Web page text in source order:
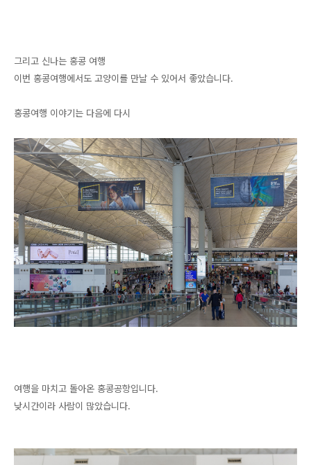
그리고 신나는 홍콩 여행
이번 홍콩여행에서도 고양이를 만날 수 있어서 좋았습니다.
홍콩여행 이야기는 다음에 다시
여행을 마치고 돌아온 홍콩공항입니다.
낮시간이라 사람이 많았습니다.